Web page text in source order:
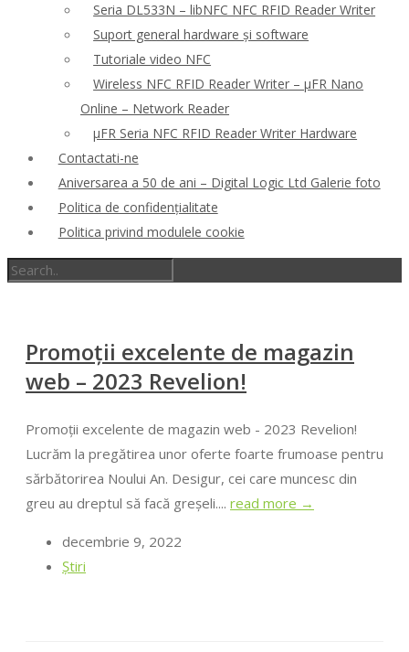
Seria DL533N – libNFC NFC RFID Reader Writer
Suport general hardware și software
Tutoriale video NFC
Wireless NFC RFID Reader Writer – μFR Nano
Online – Network Reader
μFR Seria NFC RFID Reader Writer Hardware
Contactati-ne
Aniversarea a 50 de ani – Digital Logic Ltd Galerie foto
Politica de confidenţialitate
Politica privind modulele cookie
Promoții excelente de magazin
web – 2023 Revelion!
Promoții excelente de magazin web - 2023 Revelion!
Lucrăm la pregătirea unor oferte foarte frumoase pentru
sărbătorirea Noului An. Desigur, cei care muncesc din
greu au dreptul să facă greșeli.... read more →
decembrie 9, 2022
Ştiri